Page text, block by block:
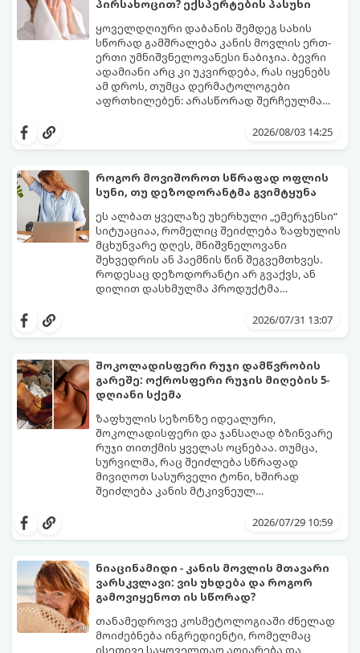
პირსახოცით? ექსპერტების პასუხი
ყოველდღიური დაბანის შემდეგ სახის
სწორად გამშრალება კანის მოვლის ერთ-
ერთი უმნიშვნელოვანესი ნაბიჯია. ბევრი
ადამიანი არც კი უკვირდება, რას იყენებს
ამ დროს, თუმცა დერმატოლოგები
აფრთხილებენ: არასწორად შერჩეულმა
გამონაყარი, კანის გაღიზიანება და
კანის ჯანმრთელობისთვის - ტრადიციული
2026/08/03 14:25
როგორ მოვიშოროთ სწრაფად ოფლის
სუნი, თუ დეზოდორანტმა გვიმტყუნა
ეს ალბათ ყველაზე უხერხული „ემერჯენსი“
სიტუაციაა, რომელიც შეიძლება ზაფხულის
მცხუნვარე დღეს, მნიშვნელოვანი
შეხვედრის ან პაემნის წინ შეგვემთხვეს.
როდესაც დეზოდორანტი არ გვაქვს, ან
დილით დასხმულმა პროდუქტმა
იღლიებში უსიამოვნო სუნი გაჩნდა,
სუნი არ აქვს. სუნს აჩენენ ბაქტერიები,
შესაბამისად, ჩვენი მიზანია ამ
ბაქტერიების განადგურება და კანის
გამოშრობა.
აი, 5 ყველაზე ეფექტური,
აპრობირებული და ნაცადი ხერხი,
რომლებიც ნებისმიერ ოფისში, კაფესა
თუ საზოგადოებრივ ტუალეტში, სულ
რაღაც 2 წუთში გადაგარჩენთ:
2026/07/31 13:07
შოკოლადისფერი რუჯი დამწვრობის
გარეშე: ოქროსფერი რუჯის მიღების 5-
დღიანი სქემა
ზაფხულის სეზონზე იდეალური,
შოკოლადისფერი და ჯანსაღად ბზინვარე
რუჯი თითქმის ყველას ოცნებაა. თუმცა,
სურვილმა, რაც შეიძლება სწრაფად
მივიღოთ სასურველი ტონი, ხშირად
შეიძლება კანის მტკივნეულ
გამოიმუშაოს მელანინი - პიგმენტი,
5-დღიანი სქემა დაგეხმარებათ, მიიღოთ
ღრმა, თანაბარი და ხანგრძლივი რუჯი
კანის ჯანმრთელობის დაზიანების გარეშე.
2026/07/29 10:59
ნიაცინამიდი - კანის მოვლის მთავარი
ვარსკვლავი: ვის უხდება და როგორ
გამოვიყენოთ ის სწორად?
თანამედროვე კოსმეტოლოგიაში ძნელად
მოიძებნება ინგრედიენტი, რომელმაც
ისეთივე საყოველთაო აღიარება და